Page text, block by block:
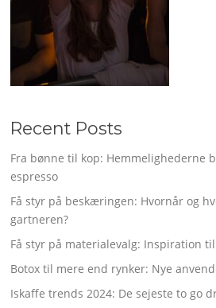
Recent Posts
Fra bønne til kop: Hemmelighederne
espresso
Få styr på beskæringen: Hvornår og
gartneren?
Få styr på materialevalg: Inspiration
Botox til mere end rynker: Nye
Iskaffe trends 2024: De sejeste to go